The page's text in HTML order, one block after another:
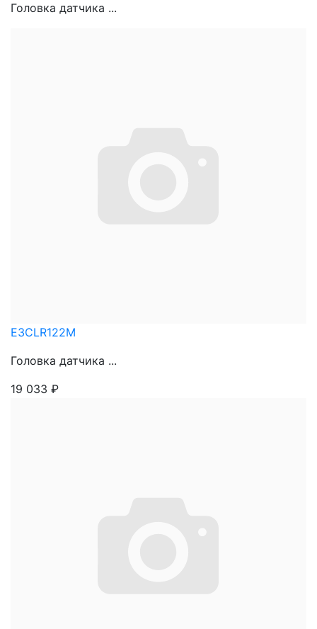
Головка датчика ...
E3CLR122M
Головка датчика ...
19 033 ₽